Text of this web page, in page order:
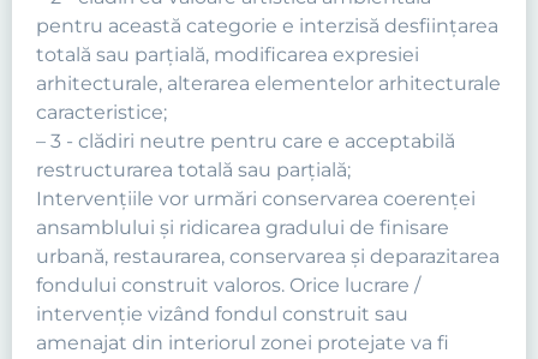
pentru această categorie e interzisă desfiinţarea
totală sau parţială, modificarea expresiei
arhitecturale, alterarea elementelor arhitecturale
caracteristice;
– 3 - clădiri neutre pentru care e acceptabilă
restructurarea totală sau parţială;
Intervenţiile vor urmări conservarea coerenţei
ansamblului şi ridicarea gradului de finisare
urbană, restaurarea, conservarea şi deparazitarea
fondului construit valoros. Orice lucrare /
intervenţie vizând fondul construit sau
amenajat din interiorul zonei protejate va fi